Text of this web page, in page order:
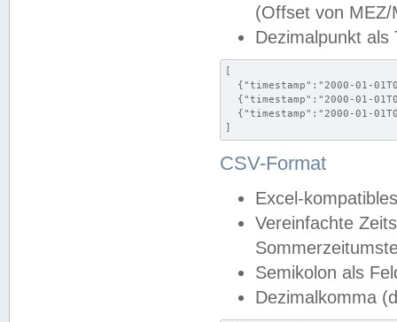
(Offset von MEZ/
Dezimalpunkt als
[
{"timestamp":"2000-01-
{"timestamp":"2000-01-
{"timestamp":"2000-01-
]
CSV-Format
Excel-
Vereinfachte
Semikolon als
Dezimalkomma